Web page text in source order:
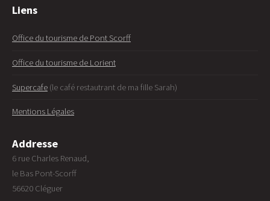
Liens
Office du tourisme de Pont Scorff
Office du tourisme de Lorient
Supercafe (le café restautrant de ma fille Sarah)
Mentions Légales
Addresse
6 rue Charles Renaud,
le Bas Pont-Scorff
56620 Cléguer